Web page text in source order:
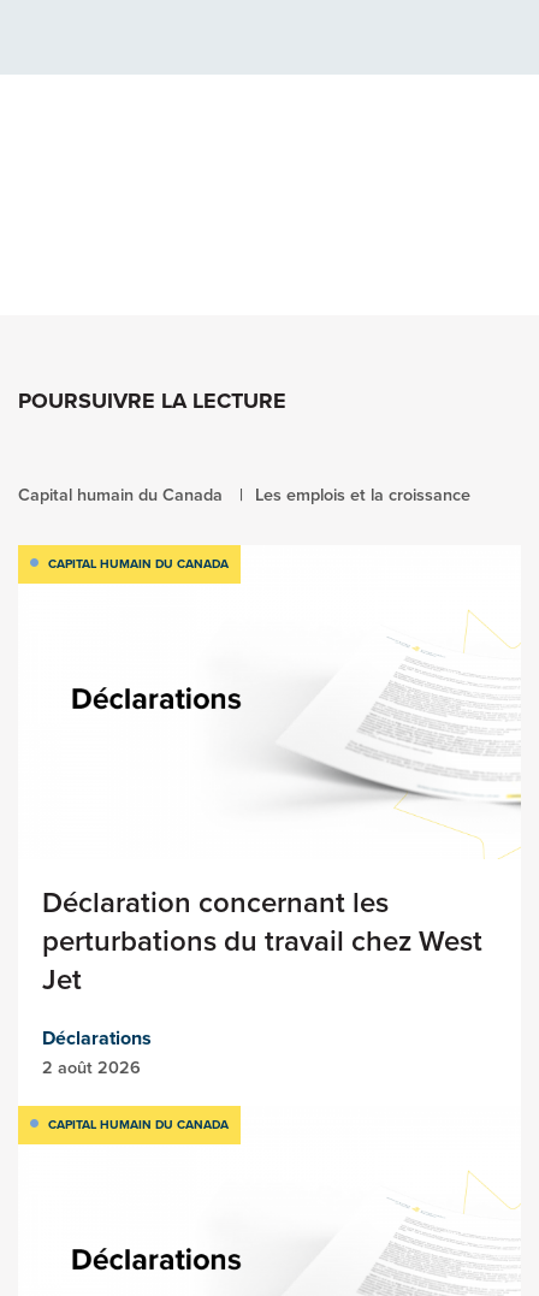
POURSUIVRE LA LECTURE
Capital humain du Canada Les emplois et la croissance
CAPITAL HUMAIN DU CANADA
Déclaration concernant les
perturbations du travail chez West
Jet
Déclarations
2 août 2026
CAPITAL HUMAIN DU CANADA